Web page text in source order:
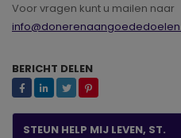
Voor vragen kunt u mailen naar
BERICHT DELEN
STEUN HELP MIJ LEVEN, ST.